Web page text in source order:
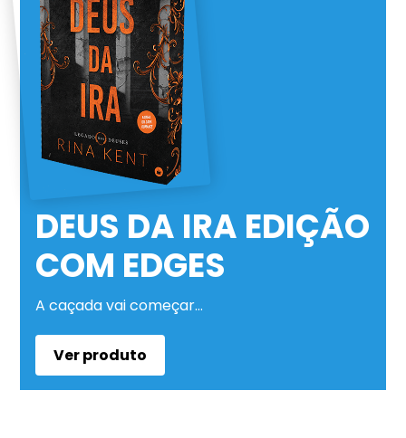
DEUS DA IRA EDIÇÃO
COM EDGES
A caçada vai começar…
Ver produto